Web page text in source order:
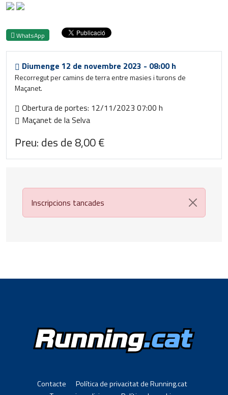
WhatsApp
Diumenge 12 de novembre 2023 - 08:00 h
Recorregut per camins de terra entre masies i turons de
Maçanet.
Obertura de portes: 12/11/2023 07:00 h
Maçanet de la Selva
Preu: des de 8,00 €
Inscripcions tancades
Contacte
Política de privacitat de Running.cat